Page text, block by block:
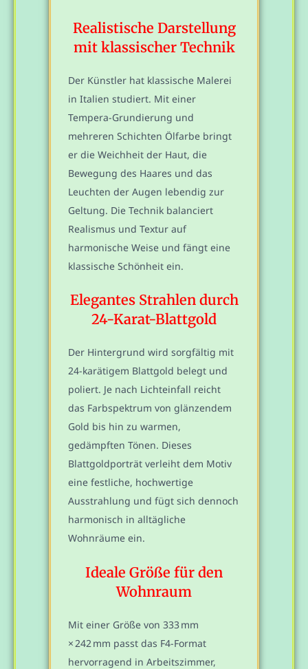
Realistische Darstellung
mit klassischer Technik
Der Künstler hat klassische Malerei
in Italien studiert. Mit einer
Tempera-Grundierung und
mehreren Schichten Ölfarbe bringt
er die Weichheit der Haut, die
Bewegung des Haares und das
Leuchten der Augen lebendig zur
Geltung. Die Technik balanciert
Realismus und Textur auf
harmonische Weise und fängt eine
klassische Schönheit ein.
Elegantes Strahlen durch
24-Karat-Blattgold
Der Hintergrund wird sorgfältig mit
24-karätigem Blattgold belegt und
poliert. Je nach Lichteinfall reicht
das Farbspektrum von glänzendem
Gold bis hin zu warmen,
gedämpften Tönen. Dieses
Blattgoldporträt verleiht dem Motiv
eine festliche, hochwertige
Ausstrahlung und fügt sich dennoch
harmonisch in alltägliche
Wohnräume ein.
Ideale Größe für den
Wohnraum
Mit einer Größe von 333 mm
× 242 mm passt das F4-Format
hervorragend in Arbeitszimmer,